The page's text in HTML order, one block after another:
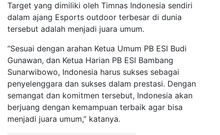
Target yang dimiliki oleh Timnas Indonesia sendiri
dalam ajang Esports outdoor terbesar di dunia
tersebut adalah menjadi juara umum.
“Sesuai dengan arahan Ketua Umum PB ESI Budi
Gunawan, dan Ketua Harian PB ESI Bambang
Sunarwibowo, Indonesia harus sukses sebagai
penyelenggara dan sukses dalam prestasi. Dengan
semangat dan komitmen tersebut, Indonesia akan
berjuang dengan kemampuan terbaik agar bisa
menjadi juara umum,” katanya.